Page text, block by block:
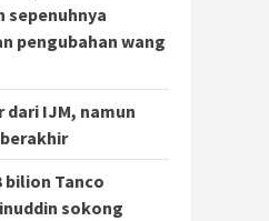
sepenuhnya
pengubahan wang
dari IJM, namun
bilion Tanco
sokong